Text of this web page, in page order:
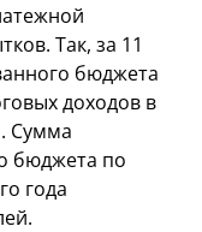
Так, за 11
бюджета
доходов в
Сумма
бюджета по
года